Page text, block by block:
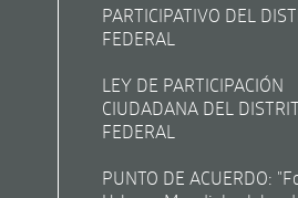
PARTICIPATIVO DEL
FEDERAL
LEY DE PARTICIPACIÓN
CIUDADANA DEL
FEDERAL
PUNTO DE ACUERDO: